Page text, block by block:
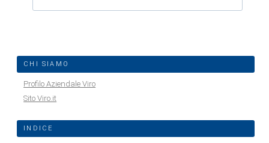
CHI SIAMO
Profilo Aziendale Viro
Sito Viro.it
INDICE